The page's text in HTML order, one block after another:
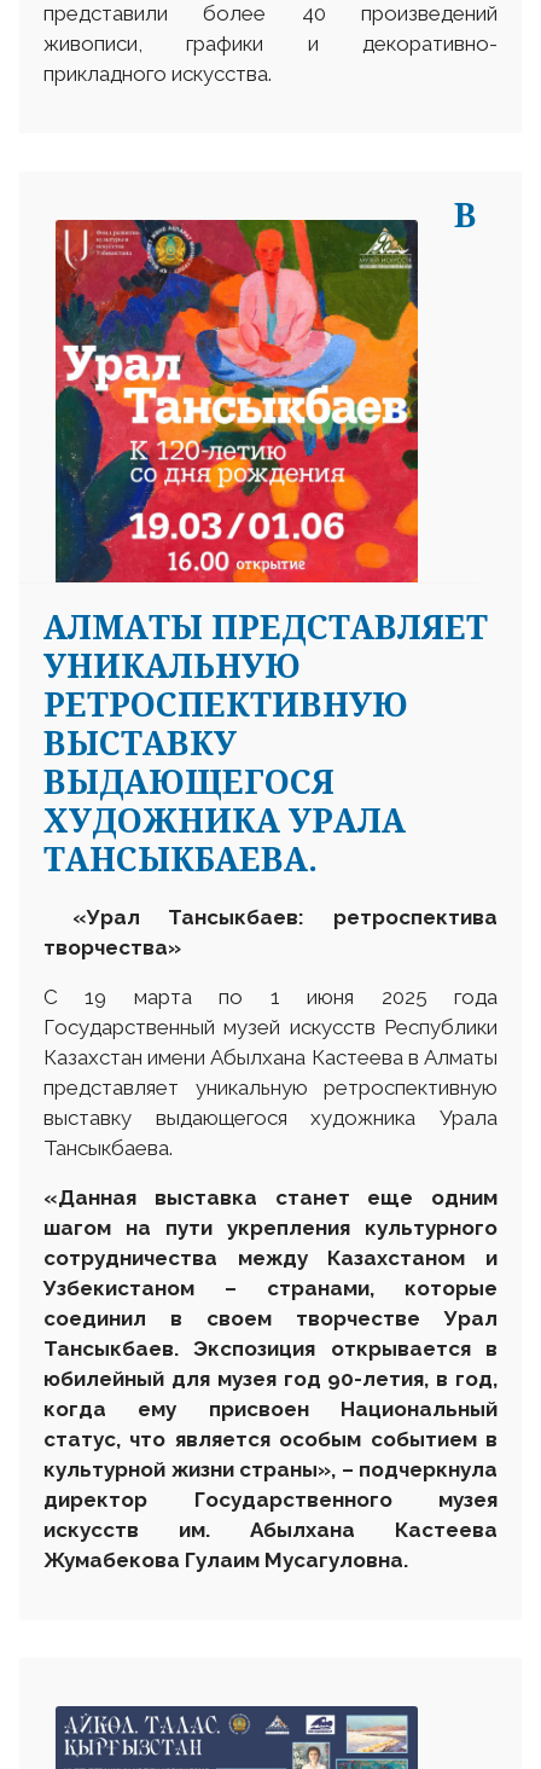
представили более 40 произведений
живописи, графики и декоративно-
прикладного искусства.
В
АЛМАТЫ ПРЕДСТАВЛЯЕТ
УНИКАЛЬНУЮ
РЕТРОСПЕКТИВНУЮ
ВЫСТАВКУ
ВЫДАЮЩЕГОСЯ
ХУДОЖНИКА УРАЛА
ТАНСЫКБАЕВА.
«Урал Тансыкбаев: ретроспектива
творчества»
С 19 марта по 1 июня 2025 года
Государственный музей искусств Республики
Казахстан имени Абылхана Кастеева в Алматы
представляет уникальную ретроспективную
выставку выдающегося художника Урала
Тансыкбаева.
«Данная выставка станет еще одним
шагом на пути укрепления культурного
сотрудничества между Казахстаном и
Узбекистаном – странами, которые
соединил в своем творчестве Урал
Тансыкбаев. Экспозиция открывается в
юбилейный для музея год 90-летия, в год,
когда ему присвоен Национальный
статус, что является особым событием в
культурной жизни страны», – подчеркнула
директор Государственного музея
искусств им. Абылхана Кастеева
Жумабекова Гулаим Мусагуловна.